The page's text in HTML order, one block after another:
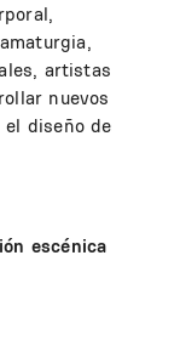
artistas
nuevos
diseño de
escénica